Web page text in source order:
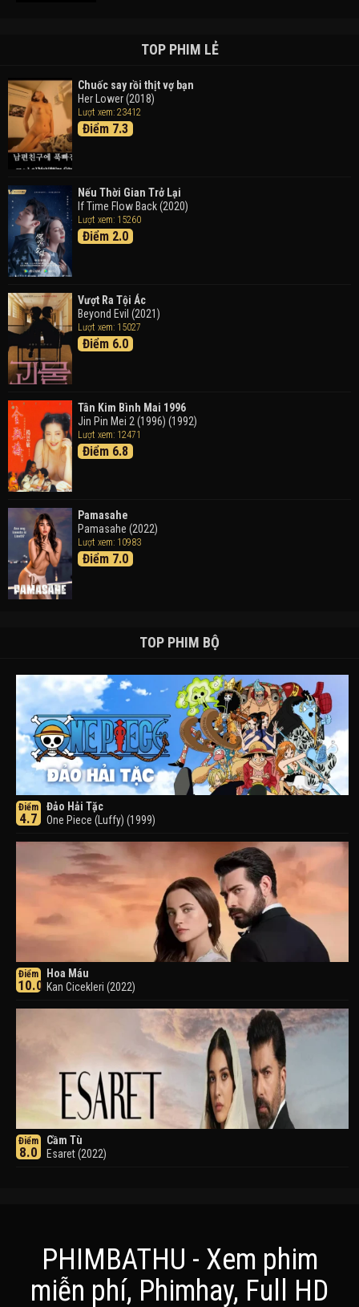
Takas (2024)
Thám Tử Lừng Danh Conan 26: Tàu Ngầm Sắt Màu
Đen
Detective Conan: Black Iron Submarine (2023)
Trong Tranh
Doraemon the Movie: Nobita's Art World Tales (2025)
Tháng Ngày Tươi Đẹp
TOP PHIM LẺ
Chuốc say rồi thịt vợ bạn
Her Lower (2018)
Lượt xem: 23412
Điểm 7.3
Nếu Thời Gian Trở Lại
If Time Flow Back (2020)
Lượt xem: 15260
Điểm 2.0
Vượt Ra Tội Ác
Beyond Evil (2021)
Lượt xem: 15027
Điểm 6.0
Tân Kim Bình Mai 1996
Jin Pin Mei 2 (1996) (1992)
Lượt xem: 12471
Điểm 6.8
Pamasahe
Pamasahe (2022)
Lượt xem: 10983
Điểm 7.0
TOP PHIM BỘ
Điểm
4.7
Đảo Hải Tặc
One Piece (Luffy) (1999)
Điểm
10.0
Hoa Máu
Kan Cicekleri (2022)
Điểm
8.0
Cầm Tù
Esaret (2022)
PHIMBATHU - Xem phim
miễn phí, Phimhay, Full HD